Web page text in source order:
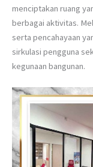
menciptakan ruang
berbagai aktivitas.
serta pencahayaan
sirkulasi pengguna
kegunaan bangunan.